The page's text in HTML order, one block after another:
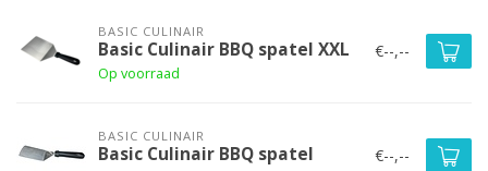
BASIC CULINAIR
Basic Culinair BBQ spatel XXL
Op voorraad
€--,--
BASIC CULINAIR
Basic Culinair BBQ spatel €--,--